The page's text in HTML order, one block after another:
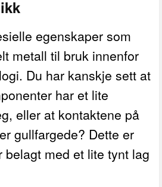
egenskaper som
metall til bruk innenfor
Du har kanskje sett at
har et lite
eller at kontaktene på
gullfargede? Dette er
belagt med et lite tynt lag